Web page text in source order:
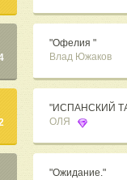
"Офелия "
Влад Южаков
"ИСПАНСКИЙ
ОЛЯ
"Ожидание."